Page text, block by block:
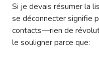
Si je devais résumer la
se déconnecter signifie
contacts—rien de
le souligner parce que: